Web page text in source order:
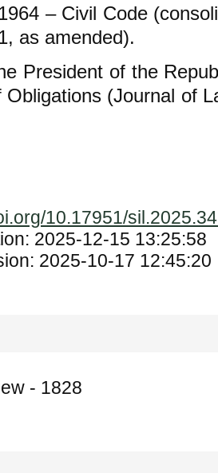
– Civil Code
as amended).
President of the
Obligations (Journal of
10.17951/
2025-12-15 13:25:58
2025-10-17 12:45:20
- 1828